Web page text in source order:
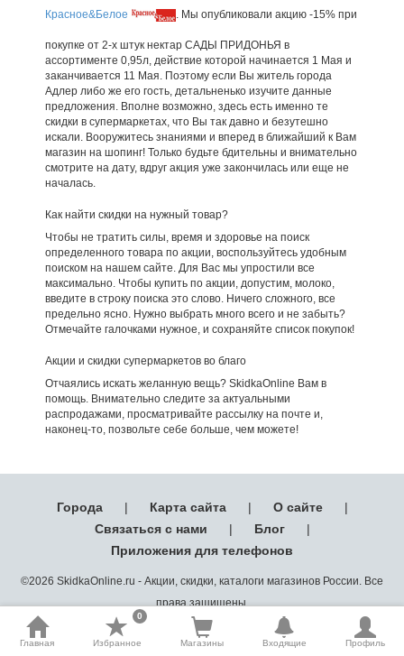
Красное&Белое . Мы опубликовали акцию -15% при
покупке от 2-х штук нектар САДЫ ПРИДОНЬЯ в
ассортименте 0,95л, действие которой начинается 1 Мая и
заканчивается 11 Мая. Поэтому если Вы житель города
Адлер либо же его гость, детальненько изучите данные
предложения. Вполне возможно, здесь есть именно те
скидки в супермаркетах, что Вы так давно и безутешно
искали. Вооружитесь знаниями и вперед в ближайший к Вам
магазин на шопинг! Только будьте бдительны и внимательно
смотрите на дату, вдруг акция уже закончилась или еще не
началась.
Как найти скидки на нужный товар?
Чтобы не тратить силы, время и здоровье на поиск
определенного товара по акции, воспользуйтесь удобным
поиском на нашем сайте. Для Вас мы упростили все
максимально. Чтобы купить по акции, допустим, молоко,
введите в строку поиска это слово. Ничего сложного, все
предельно ясно. Нужно выбрать много всего и не забыть?
Отмечайте галочками нужное, и сохраняйте список покупок!
Акции и скидки супермаркетов во благо
Отчаялись искать желанную вещь? SkidkaOnline Вам в
помощь. Внимательно следите за актуальными
распродажами, просматривайте рассылку на почте и,
наконец-то, позвольте себе больше, чем можете!
Города | Карта сайта | О сайте
|
Связаться с нами
| Блог
|
Приложения для телефонов
©2026 SkidkaOnline.ru - Акции, скидки, каталоги магазинов России. Все
права защищены.
Главная Избранное
0
Магазины Входящие Профиль